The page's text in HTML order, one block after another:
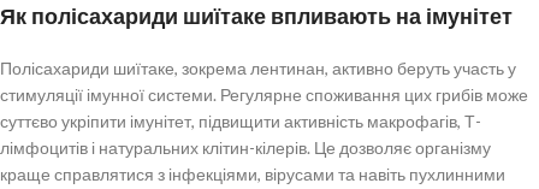
Як полісахариди шиїтаке впливають на імунітет
Полісахариди шиїтаке, зокрема лентинан, активно беруть участь у
стимуляції імунної системи. Регулярне споживання цих грибів може
суттєво укріпити імунітет, підвищити активність макрофагів, Т-
лімфоцитів і натуральних клітин-кілерів. Це дозволяє організму
краще справлятися з інфекціями, вірусами та навіть пухлинними